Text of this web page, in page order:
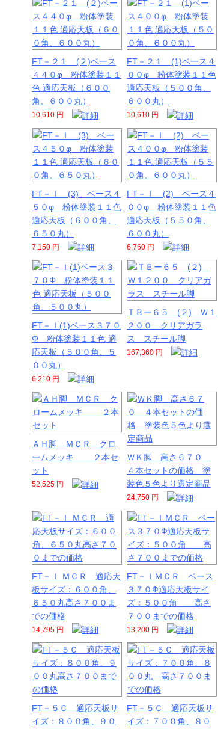
FT－２１ (２)ベース
４４０φ 粉体塗装１１
色 適応天板（６００
角、６００丸）
10,610 円
FT－２１ (1)ベース４
００φ 粉体塗装１１色
適応天板（５００角、
６００丸）
10,610 円
FT－Ｉ (3) ベース４
５０φ 粉体塗装１１色
適応天板（６００角、
６５０丸）
7,150 円
FT－Ｉ (2) ベース４
００φ 粉体塗装１１色
適応天板（５５０角、
６００丸）
6,760 円
FT－Ｉ(1)ベース３７０
Φ 粉体塗装１１色 適
応天板（５００角、５
００丸）
6,210 円
ＴＢー６５ (２) Ｗ１
２００ クリアガラ
ス スチール脚
167,360 円
ＡＨ脚 ＭＣＲ クロ
ームメッキ ２本セ
ット
52,525 円
ＷＫ脚 高さ６７０
４本セットの価格 塗
装色５色より選定商品
24,750 円
FT－Ｉ ＭＣＲ 適応天
板サイズ：６００角、
６５０丸高さ７００ま
での価格
14,795 円
FT－ＩＭＣＲ ベース
３７０Ф適応天板サイ
ズ：５００角 高さ
７００までの価格
13,200 円
FT－５Ｃ 適応天板サ
イズ：８００角、９０
FT－５Ｃ 適応天板サ
イズ：７００角、８０